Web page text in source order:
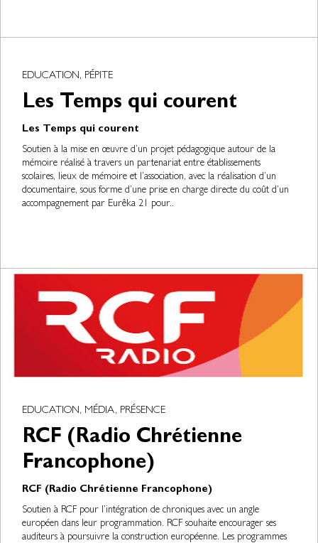
EDUCATION, PÉPITE
Les Temps qui courent
Les Temps qui courent
Soutien à la mise en œuvre d’un projet pédagogique autour de la
mémoire réalisé à travers un partenariat entre établissements
scolaires, lieux de mémoire et l’association, avec la réalisation d’un
documentaire, sous forme d’une prise en charge directe du coût d’un
accompagnement par Eurêka 21 pour..
EDUCATION, MÉDIA, PRÉSENCE
RCF (Radio Chrétienne
Francophone)
RCF (Radio Chrétienne Francophone)
Soutien à RCF pour l’intégration de chroniques avec un angle
européen dans leur programmation. RCF souhaite encourager ses
auditeurs à poursuivre la construction européenne. Les programmes